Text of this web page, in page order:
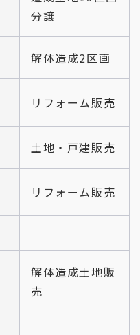
分譲
解体造成2区画
リフォーム販売
土地・戸建販売
リフォーム販売
解体造成土地販
売